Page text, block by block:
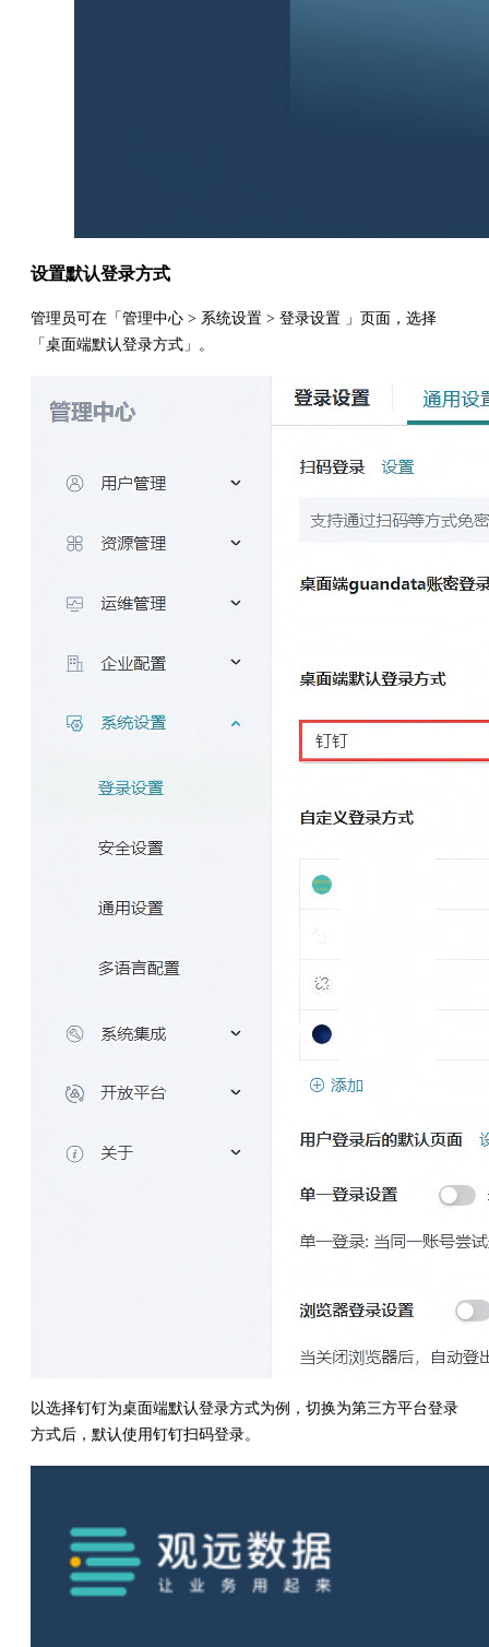
设置默认登录方式
管理员可在「管理中心 > 系统设置 > 登录设置 」页面，选择
「桌面端默认登录方式」。
以选择钉钉为桌面端默认登录方式为例，切换为第三方平台登录
方式后，默认使用钉钉扫码登录。